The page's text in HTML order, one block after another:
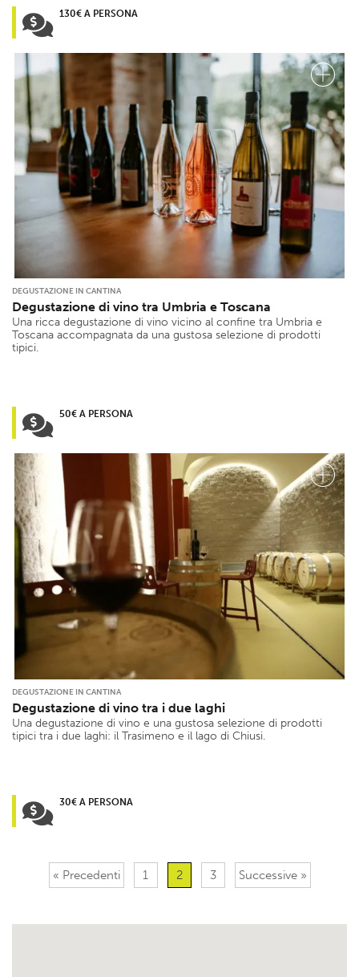
130€ A PERSONA
DEGUSTAZIONE IN CANTINA
Degustazione di vino tra Umbria e Toscana
Una ricca degustazione di vino vicino al confine tra Umbria e
Toscana accompagnata da una gustosa selezione di prodotti
tipici.
50€ A PERSONA
DEGUSTAZIONE IN CANTINA
Degustazione di vino tra i due laghi
Una degustazione di vino e una gustosa selezione di prodotti
tipici tra i due laghi: il Trasimeno e il lago di Chiusi.
30€ A PERSONA
« Precedenti 1 2 3 Successive »